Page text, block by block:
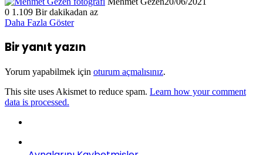
0 1.109 Bir dakikadan az
Daha Fazla Göster
Bir yanıt yazın
Yorum yapabilmek için oturum açmalısınız.
This site uses Akismet to reduce spam. Learn how your comment
data is processed.